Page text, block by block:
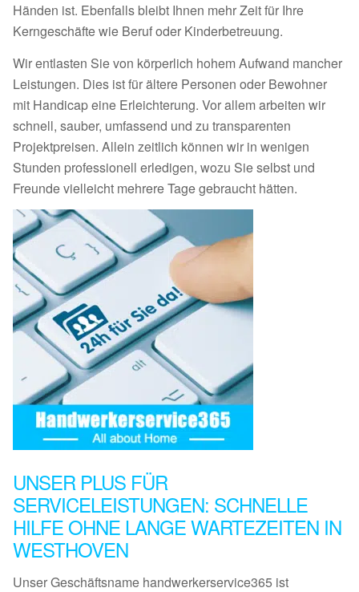
Händen ist. Ebenfalls bleibt Ihnen mehr Zeit für Ihre
Kerngeschäfte wie Beruf oder Kinderbetreuung.
Wir entlasten Sie von körperlich hohem Aufwand mancher
Leistungen. Dies ist für ältere Personen oder Bewohner
mit Handicap eine Erleichterung. Vor allem arbeiten wir
schnell, sauber, umfassend und zu transparenten
Projektpreisen. Allein zeitlich können wir in wenigen
Stunden professionell erledigen, wozu Sie selbst und
Freunde vielleicht mehrere Tage gebraucht hätten.
UNSER PLUS FÜR
SERVICELEISTUNGEN: SCHNELLE
HILFE OHNE LANGE WARTEZEITEN IN
WESTHOVEN
Unser Geschäftsname handwerkerservice365 ist